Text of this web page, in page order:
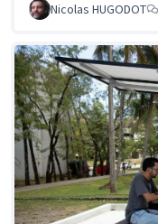
Nicolas HUGODOT